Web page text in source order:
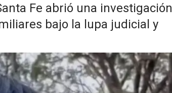
Fe abrió una investigación
bajo la lupa judicial y